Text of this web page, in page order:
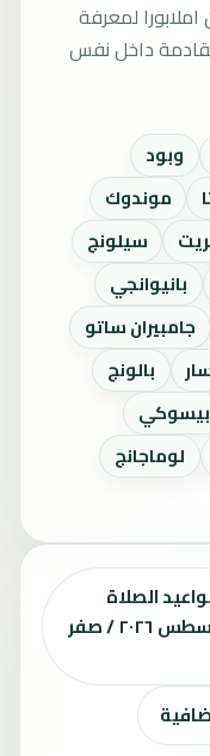
لمعرفة
داخل نفس
وبود
موندوك
سيلونج
بانيوانجي
جامبيران ساتو
بالونج
بيسوكي
لوماجانج
الصلاة
لشهر أغسطس ٢٠٢٦ / صفر